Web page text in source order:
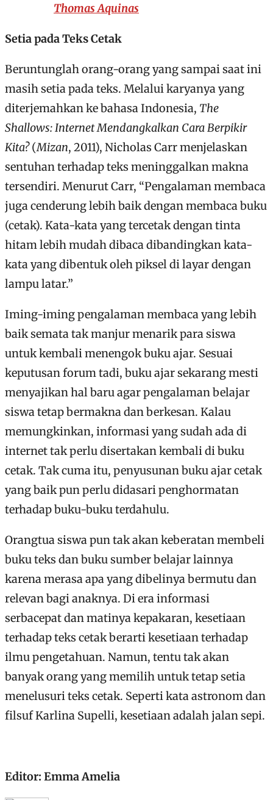
Thomas Aquinas
Setia pada Teks Cetak
Beruntunglah orang-orang yang sampai saat ini
masih setia pada teks. Melalui karyanya yang
diterjemahkan ke bahasa Indonesia, The
Shallows: Internet Mendangkalkan Cara Berpikir
Kita?(Mizan, 2011), Nicholas Carr menjelaskan
sentuhan terhadap teks meninggalkan makna
tersendiri. Menurut Carr, “Pengalaman membaca
juga cenderung lebih baik dengan membaca buku
(cetak). Kata-kata yang tercetak dengan tinta
hitam lebih mudah dibaca dibandingkan kata-
kata yang dibentuk oleh piksel di layar dengan
lampu latar.”
Iming-iming pengalaman membaca yang lebih
baik semata tak manjur menarik para siswa
untuk kembali menengok buku ajar. Sesuai
keputusan forum tadi, buku ajar sekarang mesti
menyajikan hal baru agar pengalaman belajar
siswa tetap bermakna dan berkesan. Kalau
memungkinkan, informasi yang sudah ada di
internet tak perlu disertakan kembali di buku
cetak. Tak cuma itu, penyusunan buku ajar cetak
yang baik pun perlu didasari penghormatan
terhadap buku-buku terdahulu.
Orangtua siswa pun tak akan keberatan membeli
buku teks dan buku sumber belajar lainnya
karena merasa apa yang dibelinya bermutu dan
relevan bagi anaknya. Di era informasi
serbacepat dan matinya kepakaran, kesetiaan
terhadap teks cetak berarti kesetiaan terhadap
ilmu pengetahuan. Namun, tentu tak akan
banyak orang yang memilih untuk tetap setia
menelusuri teks cetak. Seperti kata astronom dan
filsuf Karlina Supelli, kesetiaan adalah jalan sepi.
Editor: Emma Amelia